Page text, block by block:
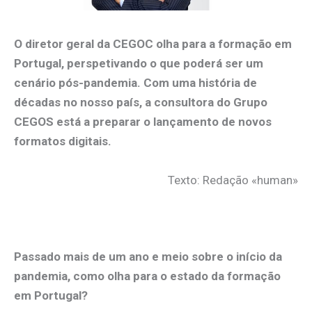
O diretor geral da CEGOC olha para a formação em
Portugal, perspetivando o que poderá ser um
cenário pós-pandemia. Com uma história de
décadas no nosso país, a consultora do Grupo
CEGOS está a preparar o lançamento de novos
formatos digitais.
Texto: Redação «human»
Passado mais de um ano e meio sobre o início da
pandemia, como olha para o estado da formação
em Portugal?